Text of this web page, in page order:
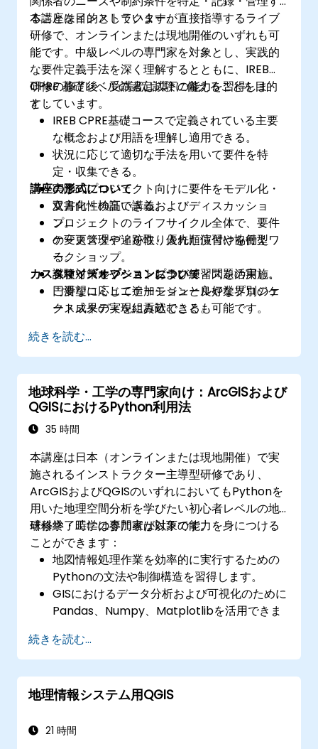
ることを目的としています。
本講座はインストラクターが直接指導するライブ
研修で、オンラインまたは現地開催のいずれも可
能です。中級レベルの専門家を対象とし、実践的
な要件定義手法を深く理解するとともに、IREB
CPRE 基礎レベルの認定試験に備えることを目的
としています。
研修の修了後、受講者は以下の能力を習得しま
す：
IREB CPRE基礎コースで定義されている主要
な概念および用語を理解し適用できる。
状況に応じて適切な手法を用いて要件を特
定・収集できる。
実際のプロジェクト向けに要件をモデル化・
文書化・検証できる。
プロジェクトのライフサイクル全体で、要件
の変更管理や追跡性、優先順位付けを行え
る。
各種ツールやベストプラクティスを活用し、
円滑なコミュニケーションと良好なプロジェ
クト成果の実現に貢献できる。
格するための十分な準備が整う。
講座の形式について
双方向性の高い講義およびディスカッショ
ン。
ケーススタディを取り入れた演習や協働型ワ
ークショップ。
試験対策セッションおよび練習問題の実施。
カスタマイズオプションについて
ご要望に応じて追加モジュールや業界別のケ
ーススタディを組み込むことも可能です。
続きを読む...
地球科学・工学の専門家向け：ArcGISおよび
QGISにおけるPython利用法
35 時間
本講座は日本（オンラインまたは現地開催）で実
施されるインストラクター主導型研修であり、
ArcGISおよびQGISのいずれにおいてもPythonを
用いた地理空間分析を学びたい初心者レベルの地
球科学・工学の専門家が対象です。
研修終了時には参加者は以下の能力を身につける
ことができます：
地図情報処理作業を効率的に実行するための
Pythonの文法や制御構造を習得します。
GISにおけるデータ分析および可視化のために
Pandas、Numpy、Matplotlibを活用できま
GeopandasやArcpy、PyQGISといったライ
ブラリを用いてベクターデータを操作・解析
できます。
ArcGISおよびQGIS内でPythonスクリプトを
動化できます。
続きを読む...
地理情報システム用QGIS
21 時間